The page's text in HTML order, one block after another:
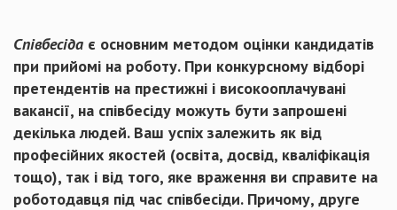
Співбесіда є основним методом оцінки кандидатів
при прийомі на роботу. При конкурсному відборі
претендентів на престижні і високооплачувані
вакансії, на співбесіду можуть бути запрошені
декілька людей. Ваш успіх залежить як від
професійних якостей (освіта, досвід, кваліфікація
тощо), так і від того, яке враження ви справите на
роботодавця під час співбесіди. Причому, друге